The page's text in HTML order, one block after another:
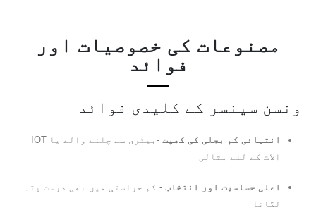
مصنوعات کی خصوصیات اور
فوائد
ونسن سینسر کے کلیدی فوائد
انتہائی کم بجلی کی کھپت
-بیٹری سے چلنے والے یا IOT
آلات کے لئے مثالی
اعلی حساسیت اور انتخاب- کم حراستی میں بھی درست پتہ
لگانا